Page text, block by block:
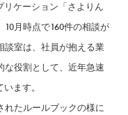
リケーション「さよりん
月時点で160件の相談が
談室は、社員が抱える業
な役割として、近年急速
ます。
れたルールブックの様に